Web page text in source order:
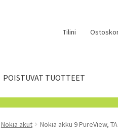
Tilini
POISTUVAT TUOTTEET
Nokia akut
Nokia akku 9 PureView,